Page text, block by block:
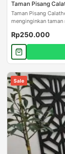
Taman Pisang
Taman Pisang
menginginkan taman
Rp250.000
Sale